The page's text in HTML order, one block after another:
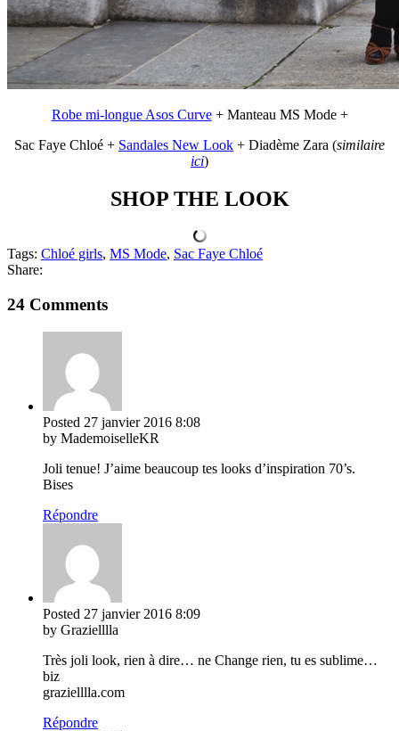
Robe mi-longue Asos Curve+ Manteau MS Mode +
Sac Faye Chloé + Sandales New Look + Diadème Zara (similaire
ici)
SHOP THE LOOK
Tags: Chloé girls, MS Mode, Sac Faye Chloé
Share:
24 Comments
Posted 27 janvier 2016 8:08
by MademoiselleKR
Joli tenue! J’aime beaucoup tes looks d’inspiration 70’s.
Bises
Répondre
Posted 27 janvier 2016 8:09
by Grazielllla
Très joli look, rien à dire… ne Change rien, tu es sublime…
biz
grazielllla.com
Répondre